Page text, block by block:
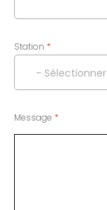
Station
-
Message